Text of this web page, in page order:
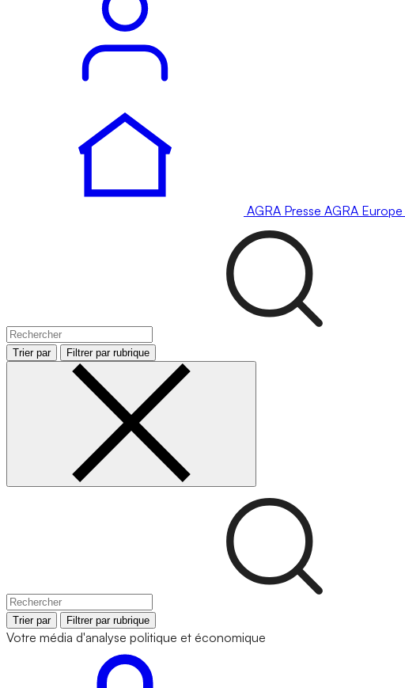
AGRA Presse AGRA Europe
Trier par Filtrer par rubrique
Trier par Filtrer par rubrique
Votre média d'analyse politique et économique